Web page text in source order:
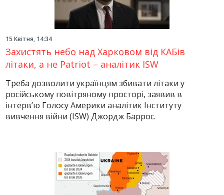
15 Квітня, 14:34
Захистять небо над Харковом від КАБів
літаки, а не Patriot – аналітик ISW
Треба дозволити українцям збивати літаки у
російському повітряному просторі, заявив в
інтерв’ю Голосу Америки аналітик Інституту
вивчення війни (ISW) Джордж Баррос.